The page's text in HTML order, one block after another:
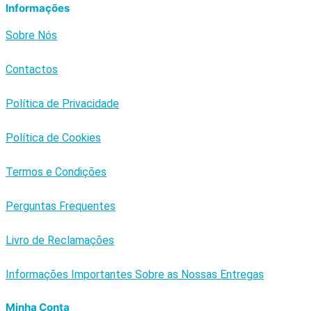
Informações
Sobre Nós
Contactos
Política de Privacidade
Política de Cookies
Termos e Condições
Perguntas Frequentes
Livro de Reclamações
Informações Importantes Sobre as Nossas Entregas
Minha Conta